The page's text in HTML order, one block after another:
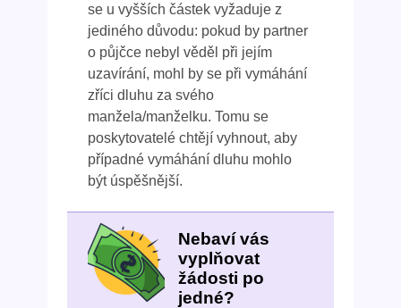
se u vyšších částek vyžaduje z
jediného důvodu: pokud by partner
o půjčce nebyl věděl při jejím
uzavírání, mohl by se při vymáhání
zříci dluhu za svého
manžela/manželku. Tomu se
poskytovatelé chtějí vyhnout, aby
případné vymáhání dluhu mohlo
být úspěšnější.
Nebaví vás
vyplňovat
žádosti po
jedné?